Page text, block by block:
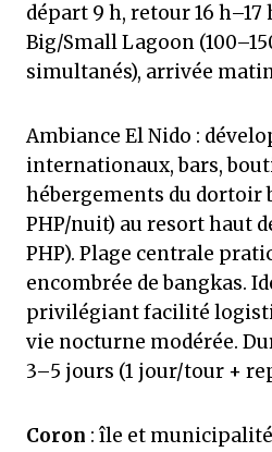
départ 9 h, retour 16 h–17
Big/Small Lagoon
simultanés), arrivée
Ambiance El Nido :
internationaux, bars,
hébergements du dortoir
PHP/nuit) au resort haut
PHP). Plage centrale
encombrée de bangkas.
privilégiant facilité
vie nocturne modérée.
3–5 jours (1 jour/tour +
Coron : île et